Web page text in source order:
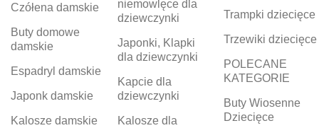
Czółena damskie
Buty domowe
damskie
Espadryl damskie
Japonk damskie
Kalosze damskie
niemowlęce dla
dziewczynki
Japonki, Klapki
dla dziewczynki
Kapcie dla
dziewczynki
Kalosze dla
Trampki dziecięce
Trzewiki dziecięce
POLECANE
KATEGORIE
Buty Wiosenne
Dziecięce